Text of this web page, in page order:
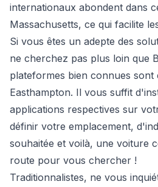
internationaux abondent dans
Massachusetts, ce qui facilite
Si vous êtes un adepte des
ne cherchez pas plus loin que
plateformes bien connues sont
Easthampton. Il vous suffit
applications respectives sur
définir votre emplacement,
souhaitée et voilà, une voiture
route pour vous chercher !
Traditionnalistes, ne vous